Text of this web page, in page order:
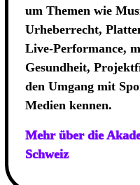
um Themen wie
Urheberrecht,
Live-Performance,
Gesundheit,
den Umgang mit
Medien kennen.
Mehr über die
Schweiz